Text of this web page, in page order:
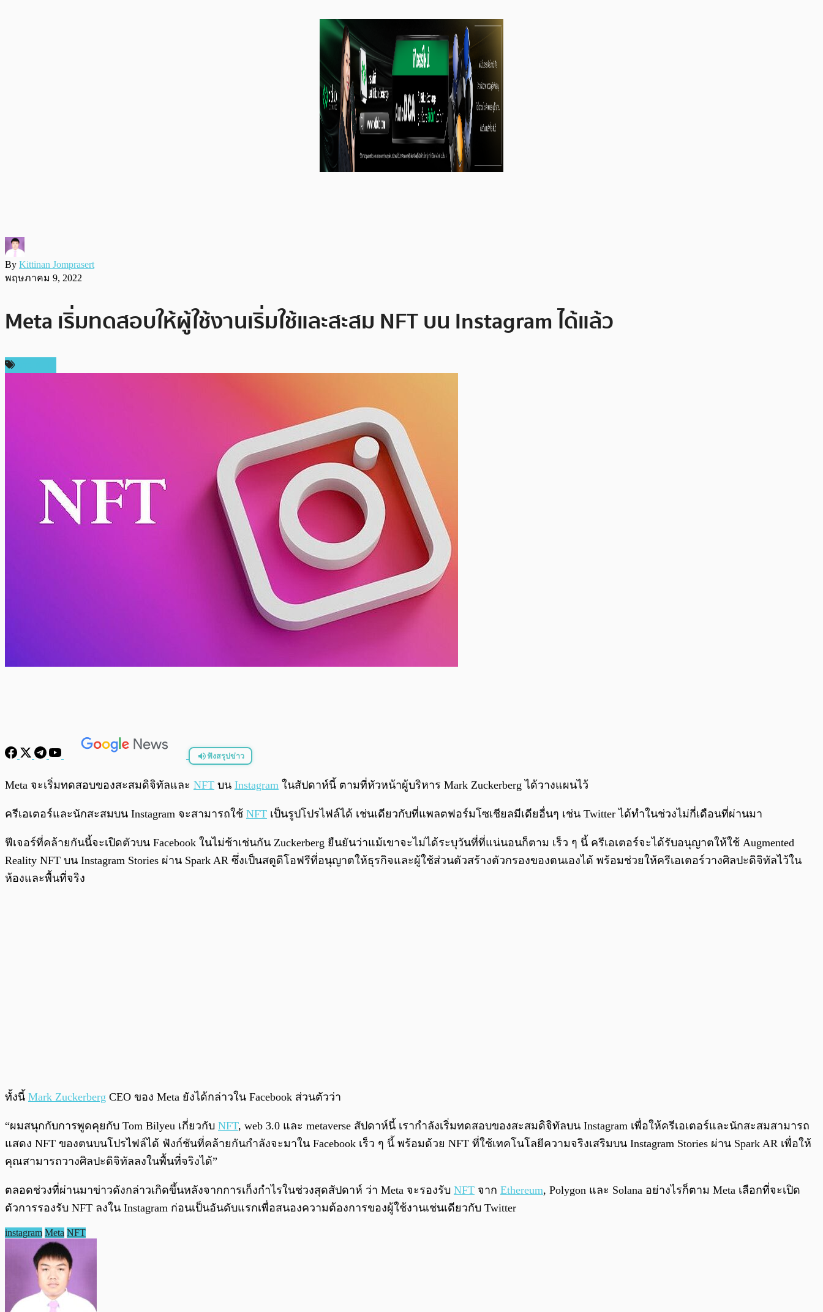
By Kittinan Jomprasert
พฤษภาคม 9, 2022
Meta เริ่มทดสอบให้ผู้ใช้งานเริ่มใช้และสะสม NFT บน Instagram ได้แล้ว
ฟังสรุปข่าว
พร้อมเล่น
Meta จะเริ่มทดสอบของสะสมดิจิทัลและ NFT บน Instagram ในสัปดาห์นี้ ตามที่หัวหน้าผู้บริหาร Mark Zuckerberg ได้วางแผนไว้
ครีเอเตอร์และนักสะสมบน Instagram จะสามารถใช้ NFT เป็นรูปโปรไฟล์ได้ เช่นเดียวกับที่แพลตฟอร์มโซเชียลมีเดียอื่นๆ เช่น Twitter ได้ทำในช่วงไม่กี่เดือนที่ผ่านมา
ฟีเจอร์ที่คล้ายกันนี้จะเปิดตัวบน Facebook ในไม่ช้าเช่นกัน Zuckerberg ยืนยันว่าแม้เขาจะไม่ได้ระบุวันที่ที่แน่นอนก็ตาม เร็ว ๆ นี้ ครีเอเตอร์จะได้รับอนุญาตให้ใช้ Augmented
Reality NFT บน Instagram Stories ผ่าน Spark AR ซึ่งเป็นสตูดิโอฟรีที่อนุญาตให้ธุรกิจและผู้ใช้ส่วนตัวสร้างตัวกรองของตนเองได้ พร้อมช่วยให้ครีเอเตอร์วางศิลปะดิจิทัลไว้ใน
ห้องและพื้นที่จริง
ทั้งนี้ Mark Zuckerberg CEO ของ Meta ยังได้กล่าวใน Facebook ส่วนตัวว่า
“ผมสนุกกับการพูดคุยกับ Tom Bilyeu เกี่ยวกับ NFT, web 3.0 และ metaverse สัปดาห์นี้ เรากำลังเริ่มทดสอบของสะสมดิจิทัลบน Instagram เพื่อให้ครีเอเตอร์และนักสะสมสามารถ
แสดง NFT ของตนบนโปรไฟล์ได้ ฟังก์ชันที่คล้ายกันกำลังจะมาใน Facebook เร็ว ๆ นี้ พร้อมด้วย NFT ที่ใช้เทคโนโลยีความจริงเสริมบน Instagram Stories ผ่าน Spark AR เพื่อให้
คุณสามารถวางศิลปะดิจิทัลลงในพื้นที่จริงได้”
ตลอดช่วงที่ผ่านมาข่าวดังกล่าวเกิดขึ้นหลังจากการเก็งกำไรในช่วงสุดสัปดาห์ ว่า Meta จะรองรับ NFT จาก Ethereum, Polygon และ Solana อย่างไรก็ตาม Meta เลือกที่จะเปิด
ตัวการรองรับ NFT ลงใน Instagram ก่อนเป็นอันดับแรกเพื่อสนองความต้องการของผู้ใช้งานเช่นเดียวกับ Twitter
instagram Meta NFT